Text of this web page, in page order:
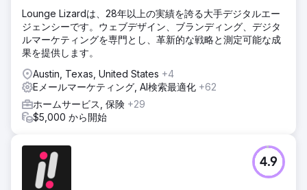
Lounge Lizardは、28年以上の実績を誇る大手デジタルエー
ジェンシーです。ウェブデザイン、ブランディング、デジタ
ルマーケティングを専門とし、革新的な戦略と測定可能な成
果を提供します。
Austin, Texas, United States +4
Eメールマーケティング, AI検索最適化 +62
ホームサービス, 保険 +29
$5,000 から開始
4.9